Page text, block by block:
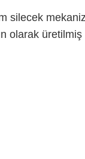
silecek
olarak üretilmiş